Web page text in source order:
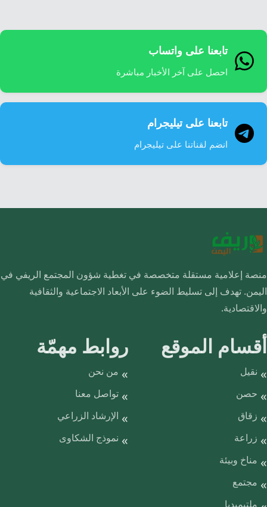
تقارير صور
فيديو تابعنا على واتساب
احصل على آخر الأخبار مباشرة
تابعنا على تيليجرام
انضم لقناتنا على تيليجرام
منصة إعلامية مستقلة متخصصة في تغطية شؤون المجتمع الريفي في
اليمن. تهدف إلى تسليط الضوء على الأبعاد الاجتماعية والثقافية
والاقتصادية.
أقسام الموقع
نقيل
حصن
زقاق
زراعة
مناخ وبيئة
مجتمع
ملتيميديا
روابط مهمّة
من نحن
تواصل معنا
الإرشاد الزراعي
نموذج الشكاوى